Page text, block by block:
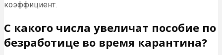
коэффициент.
С какого числа увеличат пособие по
безработице во время карантина?